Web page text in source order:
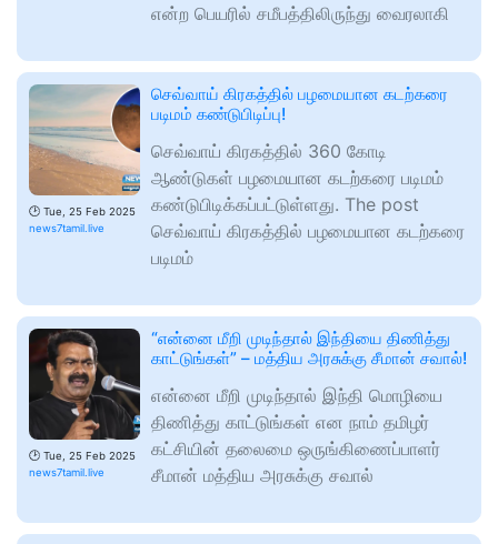
என்ற பெயரில் சமீபத்திலிருந்து வைரலாகி
🕑 Tue, 25 Feb 2025
news7tamil.live
செவ்வாய் கிரகத்தில் பழமையான கடற்கரை
படிமம் கண்டுபிடிப்பு!
செவ்வாய் கிரகத்தில் 360 கோடி
ஆண்டுகள் பழமையான கடற்கரை படிமம்
கண்டுபிடிக்கப்பட்டுள்ளது. The post
செவ்வாய் கிரகத்தில் பழமையான கடற்கரை
படிமம்
🕑 Tue, 25 Feb 2025
news7tamil.live
“என்னை மீறி முடிந்தால் இந்தியை திணித்து
காட்டுங்கள்” – மத்திய அரசுக்கு சீமான் சவால்!
என்னை மீறி முடிந்தால் இந்தி மொழியை
திணித்து காட்டுங்கள் என நாம் தமிழர்
கட்சியின் தலைமை ஒருங்கிணைப்பாளர்
சீமான் மத்திய அரசுக்கு சவால்